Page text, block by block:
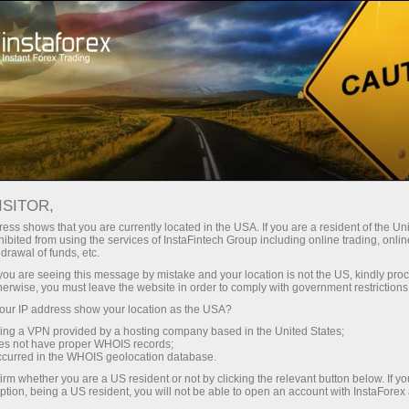
Трейдерам Форекс аналітика
Форекс ТВ
Географія з InstaForex
Географія з InstaForex
Компанія InstaForex має широку
представницьку мережу і регулярно бере
участь у міжнародних виставках по всьому
світу. В цьому розділі вашій увазі
представлені відеоматеріали, відзняті
знімальною групою InstaTV у містах різних
країн. Завдяки розміщеним на сторінці
shows that you are currently located in the USA. If you are a resident of the
from using the services of InstaFintech Group including online trading,
of funds, etc.
are seeing this message by mistake and your location is not the US, kindly
you must leave the website in order to comply with government
IP address show your location as the USA?
a VPN provided by a hosting company based in the United States;
not have proper WHOIS records;
in the WHOIS geolocation database.
whether you are a US resident or not by clicking the relevant button below. If
being a US resident, you will not be able to open an account with InstaForex